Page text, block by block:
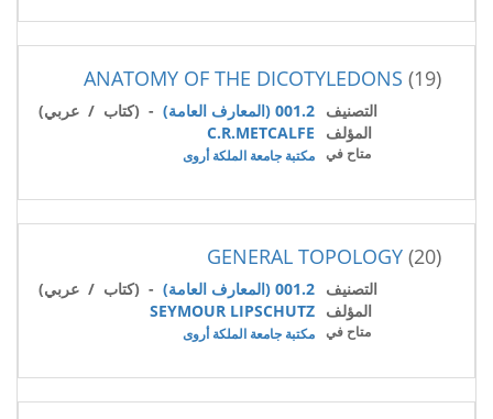
(19)
ANATOMY OF THE DICOTYLEDONS
التصنيف 001.2 (المعارف العامة)
- (كتاب / عربي)
المؤلف
C.R.METCALFE
متاح في مكتبة جامعة الملكة أروى
(20)
GENERAL TOPOLOGY
التصنيف 001.2 (المعارف العامة)
- (كتاب / عربي)
المؤلف SEYMOUR LIPSCHUTZ
متاح في مكتبة جامعة الملكة أروى